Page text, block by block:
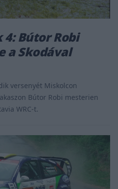
4: Bútor Robi
a Skodával
versenyét Miskolcon
Bútor Robi mesterien
WRC-t.